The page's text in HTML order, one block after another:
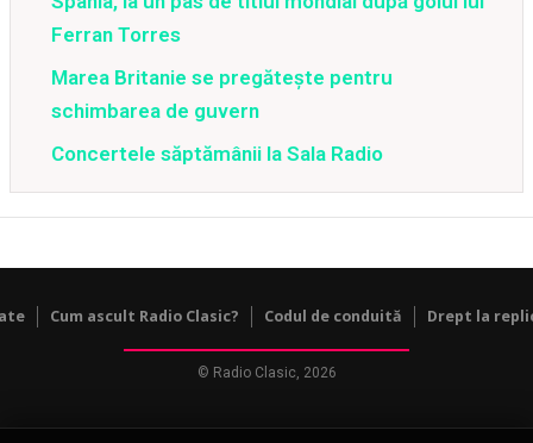
Ferran Torres
Marea Britanie se pregătește pentru
schimbarea de guvern
Concertele săptămânii la Sala Radio
Cum ascult Radio Clasic? Codul de conduită Drept la
© Radio Clasic, 2026